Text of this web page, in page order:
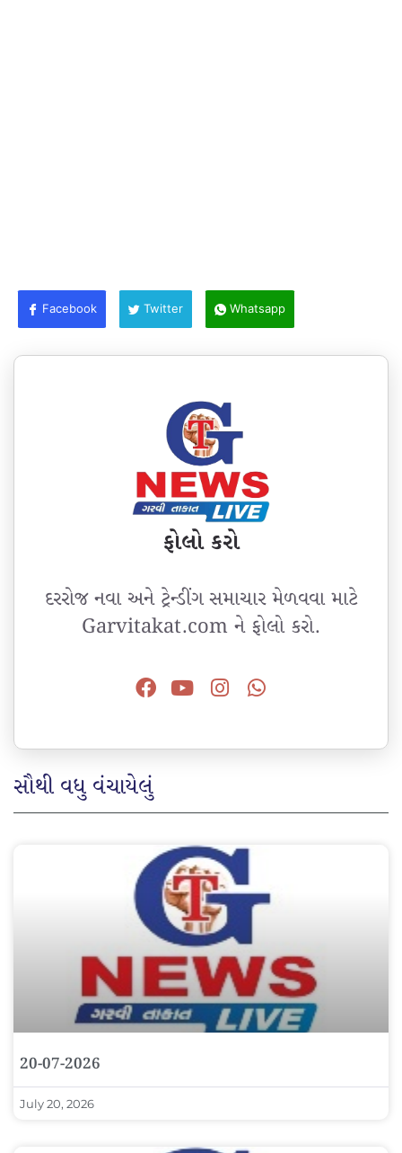
Facebook Twitter Whatsapp
ફોલો કરો
દરરોજ નવા અને ટ્રેન્ડીંગ સમાચાર મેળવવા માટે
Garvitakat.com ને ફોલો કરો.
સૌથી વધુ વંચાયેલું
20-07-2026
July 20, 2026